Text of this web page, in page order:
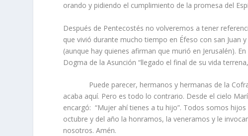
orando y pidiendo el cumplimiento de la promesa del
Después de Pentecostés no volveremos a tener
que vivió durante mucho tiempo en Éfeso con san Juan
(aunque hay quienes afirman que murió en Jerusalén).
Dogma de la Asunción “llegado el final de su vida
Puede parecer, hermanos y hermanas de la
acaba aquí. Pero es todo lo contrario. Desde el cielo
encargó: “Mujer ahí tienes a tu hijo”. Todos somos
octubre y del año la honramos, la veneramos y le
nosotros. Amén.